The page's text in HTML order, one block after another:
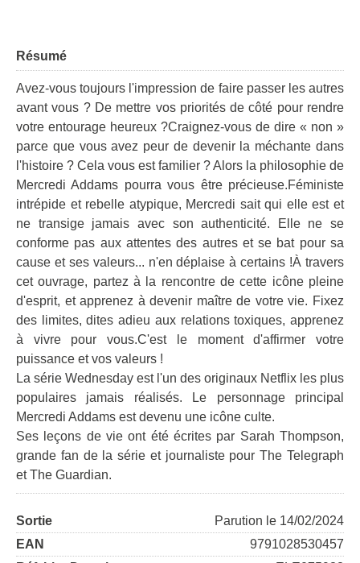
Résumé
Avez-vous toujours l'impression de faire passer les autres
avant vous ? De mettre vos priorités de côté pour rendre
votre entourage heureux ?Craignez-vous de dire « non »
parce que vous avez peur de devenir la méchante dans
l'histoire ? Cela vous est familier ? Alors la philosophie de
Mercredi Addams pourra vous être précieuse.Féministe
intrépide et rebelle atypique, Mercredi sait qui elle est et
ne transige jamais avec son authenticité. Elle ne se
conforme pas aux attentes des autres et se bat pour sa
cause et ses valeurs... n'en déplaise à certains !À travers
cet ouvrage, partez à la rencontre de cette icône pleine
d'esprit, et apprenez à devenir maître de votre vie. Fixez
des limites, dites adieu aux relations toxiques, apprenez
à vivre pour vous.C'est le moment d'affirmer votre
puissance et vos valeurs !
La série Wednesday est l'un des originaux Netflix les plus
populaires jamais réalisés. Le personnage principal
Mercredi Addams est devenu une icône culte.
Ses leçons de vie ont été écrites par Sarah Thompson,
grande fan de la série et journaliste pour The Telegraph
et The Guardian.
Sortie
Parution le 14/02/2024
EAN
9791028530457